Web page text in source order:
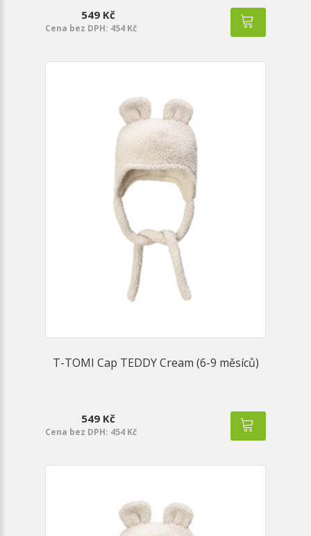
549 Kč
Cena bez DPH: 454 Kč
T-TOMI Cap TEDDY Cream (6-9 měsíců)
549 Kč
Cena bez DPH: 454 Kč